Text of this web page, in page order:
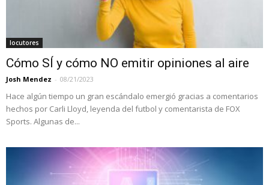
locutores
Cómo SÍ y cómo NO emitir opiniones al aire
Josh Mendez - 08/21/2023
Hace algún tiempo un gran escándalo emergió gracias a comentarios
hechos por Carli Lloyd, leyenda del futbol y comentarista de FOX
Sports. Algunas de...